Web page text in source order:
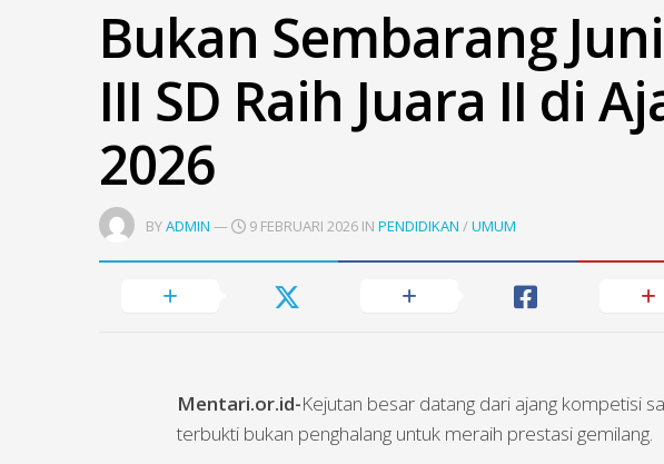
Bukan Sembarang
III SD Raih Juara II di
2026
BYADMIN — 9 FEBRUARI 2026 INPENDIDIKAN /UMUM
Mentari.or.id-Kejutan besar datang dari ajang kompetisi
terbukti bukan penghalang untuk meraih prestasi gemilang.